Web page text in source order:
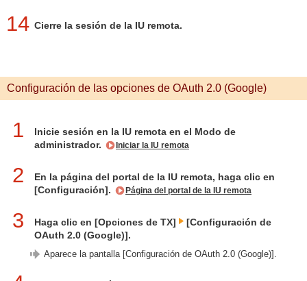
14 Cierre la sesión de la IU remota.
Configuración de las opciones de OAuth 2.0 (Google)
1
Inicie sesión en la IU remota en el Modo de
administrador.
Iniciar la IU remota
2
En la página del portal de la IU remota, haga clic en
[Configuración].
Página del portal de la IU remota
3 Haga clic en [Opciones de TX]
[Configuración de
OAuth 2.0 (Google)].
Aparece la pantalla [Configuración de OAuth 2.0 (Google)].